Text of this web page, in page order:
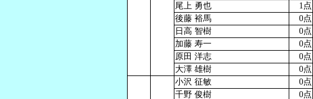
尾上 勇也
1点
後藤 裕馬
0点
日高 智樹
0点
加藤 寿一
0点
原田 洋志
0点
大澤 雄樹
0点
小沢 征敏 0点
千野 俊樹
0点